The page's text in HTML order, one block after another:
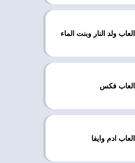
العاب ولد النار وبنت الماء
العاب فكس
العاب ادم وايفا